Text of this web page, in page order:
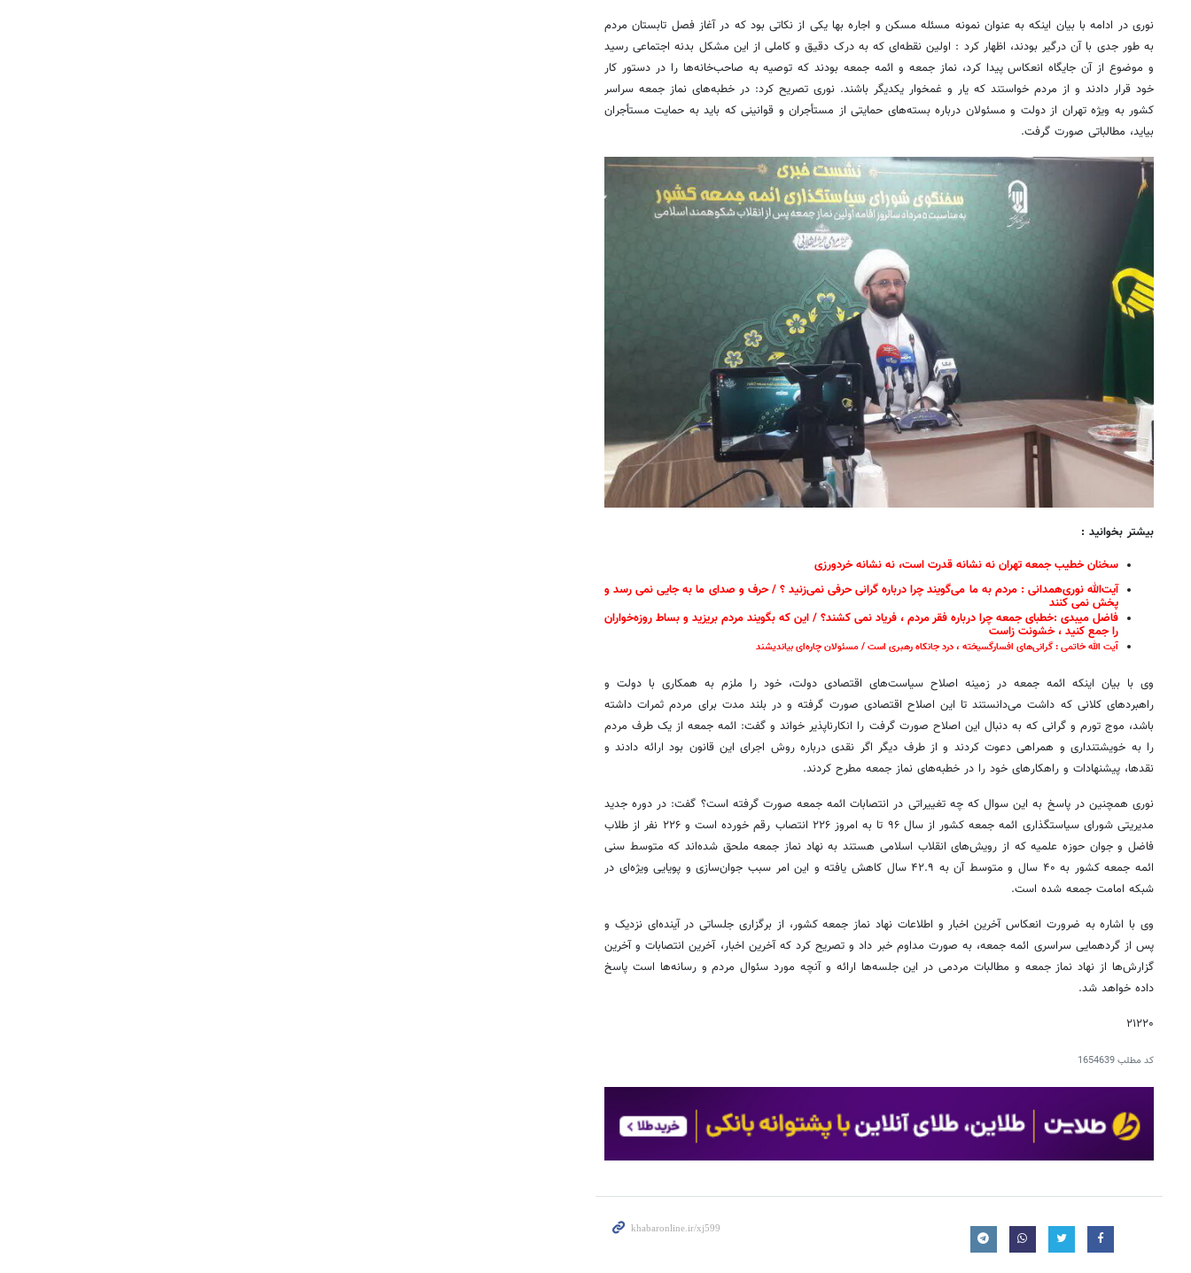
نوری در ادامه با بیان اینکه به عنوان نمونه مسئله مسکن و اجاره بها یکی از نکاتی بود که در آغاز فصل تابستان مردم
به طور جدی با آن درگیر بودند، اظهار کرد : اولین نقطه‌ای که به درک دقیق و کاملی از این مشکل بدنه اجتماعی رسید
و موضوع از آن جایگاه انعکاس پیدا کرد، نماز جمعه و ائمه جمعه بودند که توصیه به صاحب‌خانه‌ها را در دستور کار
خود قرار دادند و از مردم خواستند که یار و غمخوار یکدیگر باشند. نوری تصریح کرد: در خطبه‌های نماز جمعه سراسر
کشور به ویژه تهران از دولت و مسئولان درباره بسته‌های حمایتی از مستأجران و قوانینی که باید به حمایت مستأجران
بیاید، مطالباتی صورت گرفت.
بیشتر بخوانید :
سخنان خطیب جمعه تهران نه نشانه قدرت است، نه نشانه خردورزی
آیت‌الله نوری‌همدانی : مردم به ما می‌گویند چرا درباره گرانی حرفی نمی‌زنید ؟ / حرف و صدای ما به جایی نمی رسد و
پخش نمی کنند
فاضل میبدی :خطبای جمعه چرا درباره فقر مردم ، فریاد نمی کشند؟ / این که بگویند مردم بریزید و بساط روزه‌خواران
را جمع کنید ، خشونت زاست
آیت الله خاتمی : گرانی‌های افسارگسیخته ، درد جانکاه رهبری است / مسئولان چاره‌ای بیاندیشند
وی با بیان اینکه ائمه جمعه در زمینه اصلاح سیاست‌های اقتصادی دولت، خود را ملزم به همکاری با دولت و
راهبردهای کلانی که داشت می‌دانستند تا این اصلاح اقتصادی صورت گرفته و در بلند مدت برای مردم ثمرات داشته
باشد، موج تورم و گرانی که به دنبال این اصلاح صورت گرفت را انکارناپذیر خواند و گفت: ائمه جمعه از یک طرف مردم
را به خویشتنداری و همراهی دعوت کردند و از طرف دیگر اگر نقدی درباره روش اجرای این قانون بود ارائه دادند و
نقدها، پیشنهادات و راهکارهای خود را در خطبه‌های نماز جمعه مطرح کردند.
نوری همچنین در پاسخ به این سوال که چه تغییراتی در انتصابات ائمه جمعه صورت گرفته است؟ گفت: در دوره جدید
مدیریتی شورای سیاستگذاری ائمه جمعه کشور از سال ۹۶ تا به امروز ۲۲۶ انتصاب رقم خورده است و ۲۲۶ نفر از طلاب
فاضل و جوان حوزه علمیه که از رویش‌های انقلاب اسلامی هستند به نهاد نماز جمعه ملحق شده‌اند که متوسط سنی
ائمه جمعه کشور به ۴۰ سال و متوسط آن به ۴۲.۹ سال کاهش یافته و این امر سبب جوان‌سازی و پویایی ویژه‌ای در
شبکه امامت جمعه شده است.
وی با اشاره به ضرورت انعکاس آخرین اخبار و اطلاعات نهاد نماز جمعه کشور، از برگزاری جلساتی در آینده‌ای نزدیک و
پس از گردهمایی سراسری ائمه جمعه، به صورت مداوم خبر داد و تصریح کرد که آخرین اخبار، آخرین انتصابات و آخرین
گزارش‌ها از نهاد نماز جمعه و مطالبات مردمی در این جلسه‌ها ارائه و آنچه مورد سئوال مردم و رسانه‌ها است پاسخ
داده خواهد شد.
۲۱۲۲۰
کد مطلب1654639